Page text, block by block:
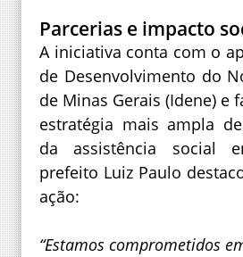
Parcerias e impacto
A iniciativa conta com o
de Desenvolvimento do
de Minas Gerais (Idene) e
estratégia mais ampla
da assistência social
prefeito Luiz Paulo
ação:
“Estamos comprometidos